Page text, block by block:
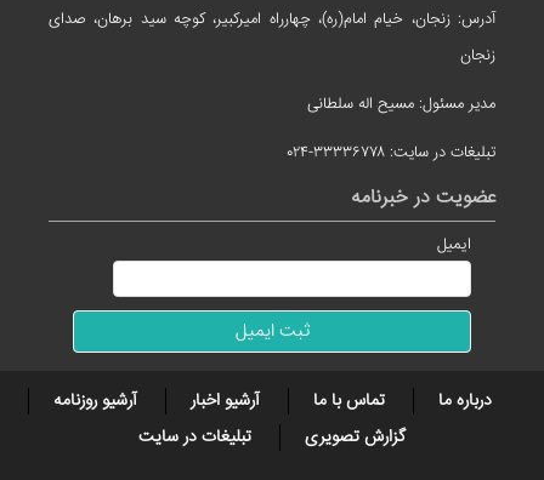
آدرس: زنجان، خیام امام(ره)، چهارراه امیرکبیر، کوچه سید برهان، صدای
زنجان
مدیر مسئول: مسیح اله سلطانی
تبلیغات در سایت: ۳۳۳۳۶۷۷۸-۰۲۴
عضویت در خبرنامه
ایمیل
درباره ما تماس با ما آرشیو اخبار
آرشیو روزنامه
گزارش تصویری
تبلیغات در سایت